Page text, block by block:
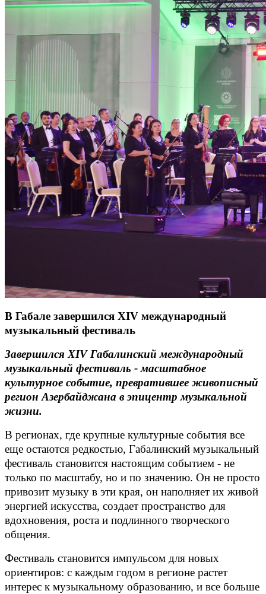
В Габале завершился XIV международный
музыкальный фестиваль
Завершился XIV Габалинский международный
музыкальный фестиваль - масштабное
культурное событие, превратившее живописный
регион Азербайджана в эпицентр музыкальной
жизни.
В регионах, где крупные культурные события все
еще остаются редкостью, Габалинский музыкальный
фестиваль становится настоящим событием - не
только по масштабу, но и по значению. Он не просто
привозит музыку в эти края, он наполняет их живой
энергией искусства, создает пространство для
вдохновения, роста и подлинного творческого
общения.
Фестиваль становится импульсом для новых
ориентиров: с каждым годом в регионе растет
интерес к музыкальному образованию, и все больше